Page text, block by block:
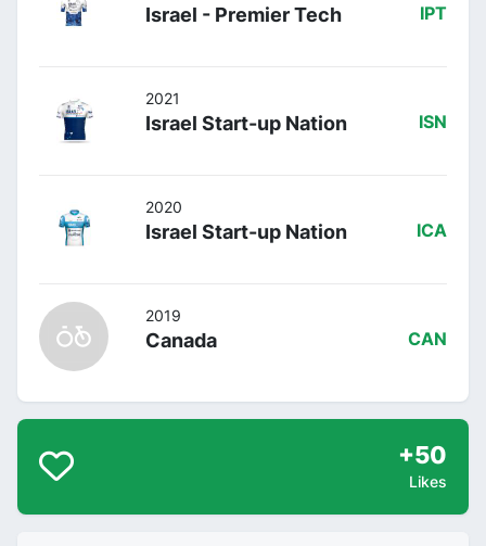
Israel - Premier Tech IPT
2021
Israel Start-up Nation ISN
2020
Israel Start-up Nation ICA
2019
Canada CAN
+50
Likes